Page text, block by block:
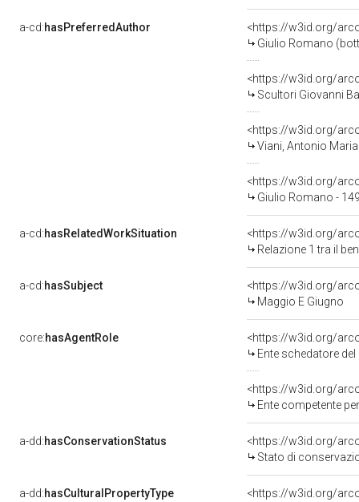
a-cd:hasPreferredAuthor
<https://w3id.org/
Giulio Romano
<https://w3id.org/
Scultori Giovanni
<https://w3id.org/
Viani, Antonio
<https://w3id.org/
Giulio Romano -
a-cd:hasRelatedWorkSituation
Relazione 1 tra il
a-cd:hasSubject
<https://w3id.org/
Maggio E Giugno
core:hasAgentRole
<https://w3id.org/
Ente schedatore del
<https://w3id.org/
Ente competente
a-dd:hasConservationStatus
<https://w3id.org/
Stato di
a-dd:hasCulturalPropertyType
<https://w3id.org/